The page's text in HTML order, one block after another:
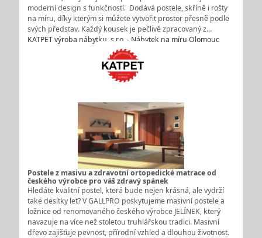
moderní design s funkčností. Dodává postele, skříně i rošty
na míru, díky kterým si můžete vytvořit prostor přesně podle
svých představ. Každý kousek je pečlivě zpracovaný z…
KATPET výroba nábytku, s.r.o. - Nábytek na míru Olomouc
Postele z masivu a zdravotní ortopedické matrace od
českého výrobce pro váš zdravý spánek
Hledáte kvalitní postel, která bude nejen krásná, ale vydrží
také desítky let? V GALLPRO poskytujeme masivní postele a
ložnice od renomovaného českého výrobce JELÍNEK, který
navazuje na více než stoletou truhlářskou tradici. Masivní
dřevo zajišťuje pevnost, přírodní vzhled a dlouhou životnost.